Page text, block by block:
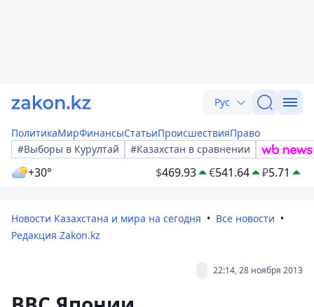
Рус
ПолитикаМирФинансыСтатьиПроисшествияПраво
#Выборы в Курултай
#Казахстан в сравнении
+30° $469.93 €541.64 ₽5.71
Новости Казахстана и мира на сегодня
Все новости
Редакция Zakon.kz
22:14, 28 ноября 2013